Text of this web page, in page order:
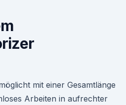
mit einer Gesamtlänge
Arbeiten in aufrechter